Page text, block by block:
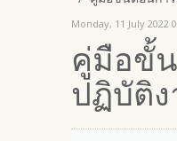
Monday, 11 July 2022
คู่มือขั้
ปฏิบัติง